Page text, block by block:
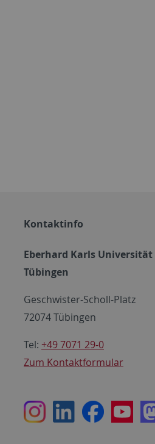
Kontaktinfo
Eberhard Karls Universität
Tübingen
Geschwister-Scholl-Platz
72074 Tübingen
Tel: +49 7071 29-0
Zum Kontaktformular
InstagramLinkedInFacebookYoutube